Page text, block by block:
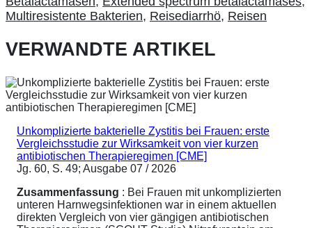
Multiresistente Bakterien, Reisediarrhö, Reisen
VERWANDTE ARTIKEL
Unkomplizierte bakterielle Zystitis bei Frauen: erste
Vergleichsstudie zur Wirksamkeit von vier kurzen
antibiotischen Therapieregimen [CME]
Jg. 60, S. 49; Ausgabe 07 / 2026
Zusammenfassung : Bei Frauen mit unkomplizierten
unteren Harnwegsinfektionen war in einem aktuellen
direkten Vergleich von vier gängigen antibiotischen